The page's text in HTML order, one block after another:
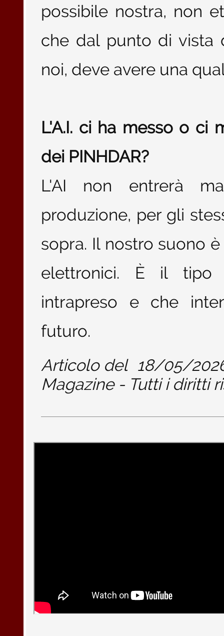
possibile nostra, non
che dal punto di vista
noi, deve avere una
L'A.I. ci ha messo o ci
dei PINHDAR?
L'AI non entrerà
produzione, per gli
sopra. Il nostro suono
elettronici. È il tipo
intrapreso e che
futuro.
Articolo del 18/05/
Magazine - Tutti i diritti